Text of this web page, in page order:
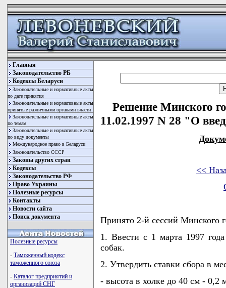
Главная
Законодательство РБ
Кодексы Беларуси
Законодательные и нормативные акты
по дате принятия
Законодательные и нормативные акты
принятые различными органами власти
Законодательные и нормативные акты
по темам
Законодательные и нормативные акты
по виду документы
Международное право в Беларуси
Законодательство СССР
Законы других стран
Кодексы
Законодательство РФ
Право Украины
Полезные ресурсы
Контакты
Новости сайта
Поиск документа
Полезные ресурсы
- Таможенный кодекс
таможенного союза
- Каталог предприятий и
организаций СНГ
Решение Минского
11.02.1997 N 28 "О
<<
Принято 2-й сессий Минского
1. Ввести с 1 марта 1997
собак.
2. Утвердить ставки сбора в
- высота в холке до 40 см - 0,2